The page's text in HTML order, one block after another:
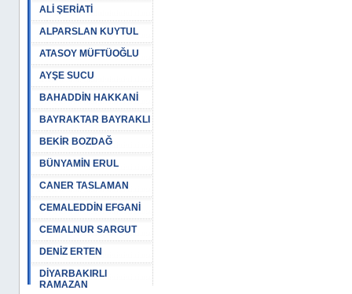
ALİ ŞERİATİ
ALPARSLAN KUYTUL
ATASOY MÜFTÜOĞLU
AYŞE SUCU
BAHADDİN HAKKANİ
BAYRAKTAR BAYRAKLI
BEKİR BOZDAĞ
BÜNYAMİN ERUL
CANER TASLAMAN
CEMALEDDİN EFGANİ
CEMALNUR SARGUT
DENİZ ERTEN
DİYARBAKIRLI
RAMAZAN